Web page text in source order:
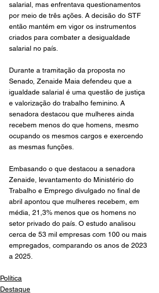
salarial, mas enfrentava questionamentos
por meio de três ações. A decisão do STF
então mantém em vigor os instrumentos
criados para combater a desigualdade
salarial no país.
Durante a tramitação da proposta no
Senado, Zenaide Maia defendeu que a
igualdade salarial é uma questão de justiça
e valorização do trabalho feminino. A
senadora destacou que mulheres ainda
recebem menos do que homens, mesmo
ocupando os mesmos cargos e exercendo
as mesmas funções.
Embasando o que destacou a senadora
Zenaide, levantamento do Ministério do
Trabalho e Emprego divulgado no final de
abril apontou que mulheres recebem, em
média, 21,3% menos que os homens no
setor privado do país. O estudo analisou
cerca de 53 mil empresas com 100 ou mais
empregados, comparando os anos de 2023
a 2025.
Política
Destaque